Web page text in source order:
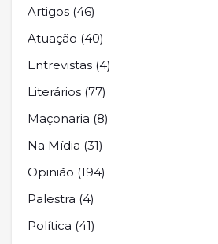
Artigos (46)
Atuação (40)
Entrevistas (4)
Literários (77)
Maçonaria (8)
Na Mídia (31)
Opinião (194)
Palestra (4)
Política (41)